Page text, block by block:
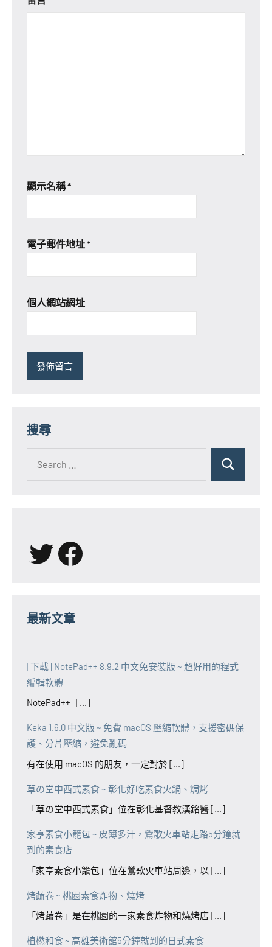
顯示名稱*
電子郵件地址*
個人網站網址
搜尋
for:
Search
X Facebook
最新文章
[下載] NotePad++ 8.9.2 中文免安裝版 ~ 超好用的程式
編輯軟體
NotePad++ [...]
Keka 1.6.0 中文版 ~ 免費 macOS 壓縮軟體，支援密碼保
護、分片壓縮，避免亂碼
有在使用 macOS 的朋友，一定對於 [...]
草の堂中西式素食 ~ 彰化好吃素食火鍋、焗烤
「草の堂中西式素食」位在彰化基督教漢銘醫 [...]
家亨素食小籠包 ~ 皮薄多汁，鶯歌火車站走路5分鐘就
到的素食店
「家亨素食小籠包」位在鶯歌火車站周邊，以 [...]
烤蔬卷 ~ 桃園素食炸物、燒烤
「烤蔬卷」是在桃園的一家素食炸物和燒烤店 [...]
植橪和食 ~ 高雄美術館5分鐘就到的日式素食